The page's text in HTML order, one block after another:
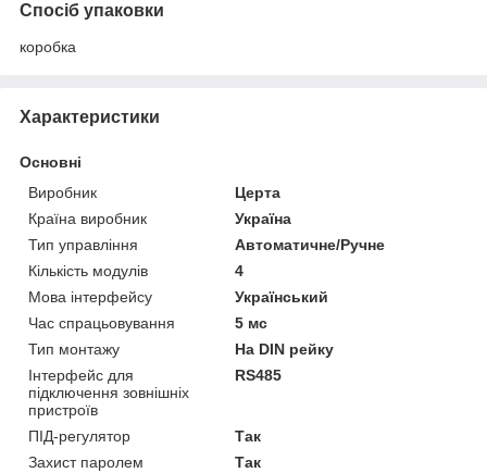
Спосіб упаковки
коробка
Характеристики
Основні
Виробник
Церта
Країна виробник
Україна
Тип управління
Автоматичне/Ручне
Кількість модулів
4
Мова інтерфейсу
Український
Час спрацьовування
5 мс
Тип монтажу
На DIN рейку
Інтерфейс для
підключення зовнішніх
пристроїв
RS485
ПІД-регулятор
Так
Захист паролем
Так